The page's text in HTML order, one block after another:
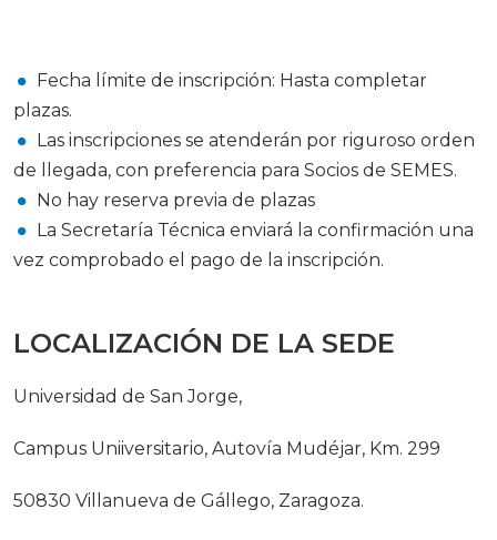
Fecha límite de inscripción: Hasta completar
plazas.
Las inscripciones se atenderán por riguroso orden
de llegada, con preferencia para Socios de SEMES.
No hay reserva previa de plazas
La Secretaría Técnica enviará la confirmación una
vez comprobado el pago de la inscripción.
LOCALIZACIÓN DE LA SEDE
Universidad de San Jorge,
Campus Uniiversitario, Autovía Mudéjar, Km. 299
50830 Villanueva de Gállego, Zaragoza.